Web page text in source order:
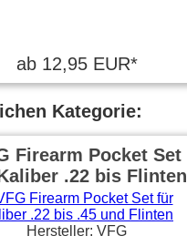
ab 12,95 EUR*
Kategorie:
Firearm Pocket Set
.22 bis Flinten
Hersteller: VFG